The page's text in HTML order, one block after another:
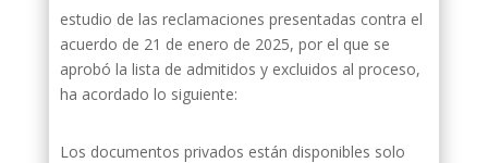
estudio de las reclamaciones presentadas contra el
acuerdo de 21 de enero de 2025, por el que se
aprobó la lista de admitidos y excluidos al proceso,
ha acordado lo siguiente:
Los documentos privados están disponibles solo